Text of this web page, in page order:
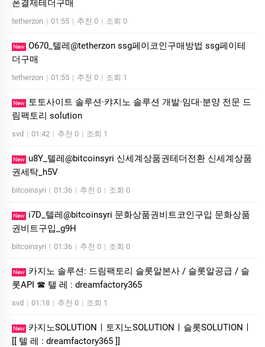
폰결제테더구매
tetherzon | 01:55 | 추천 0 | 조회 0
New O670_텔레@tetherzon ssg페이코인구매방법 ssg페이테
더구매
tetherzon | 01:55 | 추천 0 | 조회 1
New
토­토사이트 솔루션·캬지노 솔루션 개발·임대·분양 전문 드
림팩토리 solution
svd | 01:42 | 추천 0 | 조회 1
New
u8Y_텔레@bitcoinsyri 신세계상품권테더전환 신세계상품
권세탁_h5V
bitcoinsyri | 01:36 | 추천 0 | 조회 0
New
i7D_텔레@bitcoinsyri 문화상품권비트코인구입 문화상품
권비트구입_g9H
bitcoinsyri | 01:36 | 추천 0 | 조회 0
New
카지노 솔루션: 드림팩토리 슬롯알본사 / 슬롯알공급 / 슬
롯API ☎ 탤 레 : dreamfactory365
svd | 01:18 | 추천 0 | 조회 1
New
카­지노SOLUTIONㅣ토지노SOLUTIONㅣ슬롯SOLUTIONㅣ
[[ 텔 레 : dreamfactory365 ]]